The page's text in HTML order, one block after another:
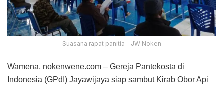
Suasana rapat panitia – JW Noken
Wamena, nokenwene.com – Gereja Pantekosta di
Indonesia (GPdI) Jayawijaya siap sambut Kirab Obor Api